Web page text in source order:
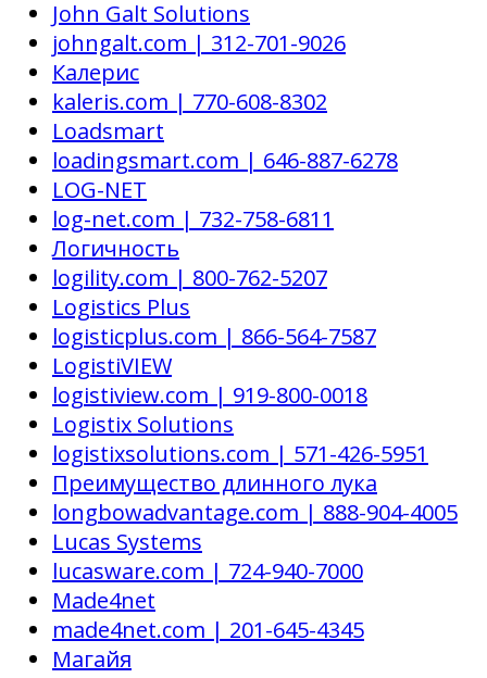
John Galt Solutions
johngalt.com | 312-701-9026
Калерис
kaleris.com | 770-608-8302
Loadsmart
loadingsmart.com | 646-887-6278
LOG-NET
log-net.com | 732-758-6811
Логичность
logility.com | 800-762-5207
Logistics Plus
logisticplus.com | 866-564-7587
LogistiVIEW
logistiview.com | 919-800-0018
Logistix Solutions
logistixsolutions.com | 571-426-5951
Преимущество длинного лука
longbowadvantage.com | 888-904-4005
Lucas Systems
lucasware.com | 724-940-7000
Made4net
made4net.com | 201-645-4345
Магайя